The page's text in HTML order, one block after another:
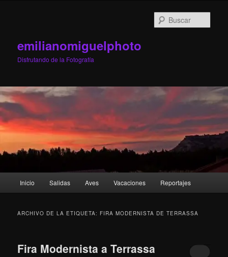
emilianomiguelphoto
Disfrutando de la Fotografía
Inicio Salidas Aves Vacaciones Reportajes
ARCHIVO DE LA ETIQUETA: FIRA MODERNISTA DE TERRASSA
Fira Modernista a Terrassa